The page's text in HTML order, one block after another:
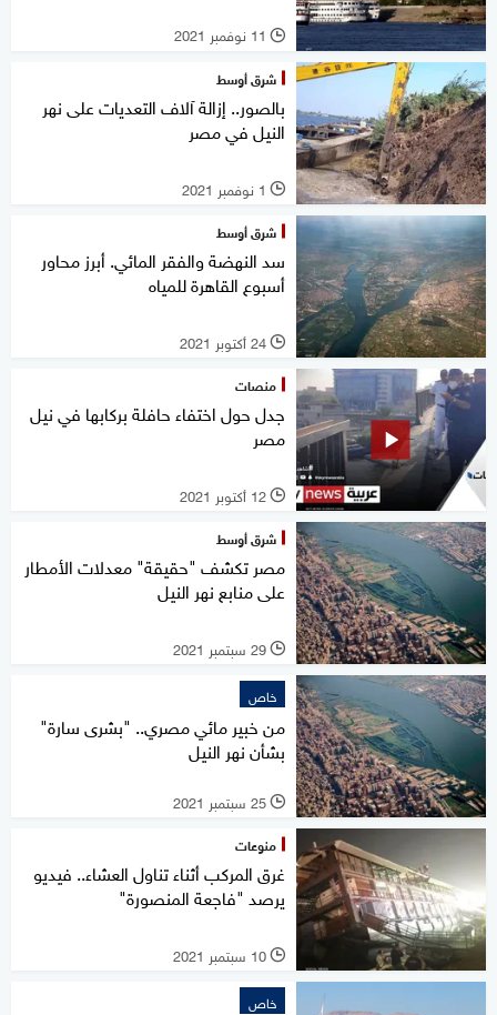
l 11 نوفمبر 2021
شرق أوسط
بالصور.. إزالة آلاف التعديات على نهر
النيل في مصر
l 1 نوفمبر 2021
شرق أوسط
سد النهضة والفقر المائي. أبرز محاور
أسبوع القاهرة للمياه
l 24 أكتوبر 2021
منصات
جدل حول اختفاء حافلة بركابها في نيل
مصر
l 12 أكتوبر 2021
شرق أوسط
مصر تكشف "حقيقة" معدلات الأمطار
على منابع نهر النيل
l 29 سبتمبر 2021
خاص
من خبير مائي مصري.. "بشرى سارة"
بشأن نهر النيل
l 25 سبتمبر 2021
منوعات
غرق المركب أثناء تناول العشاء.. فيديو
يرصد "فاجعة المنصورة"
l 10 سبتمبر 2021
خاص